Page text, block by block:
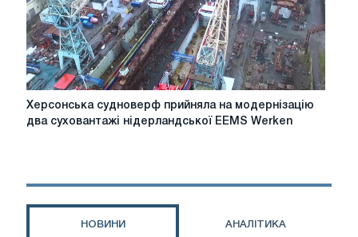
Херсонська
судноверф
два
Херсонська судноверф прийняла на модернізацію
два суховантажі нідерландської EEMS Werken
НОВИНИ АНАЛІТИКА